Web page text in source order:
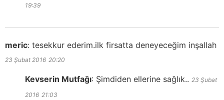
19:39
meric: tesekkur ederim.ilk firsatta deneyeceğim inşallah
23 Şubat 2016 20:20
Kevserin Mutfağı: Şimdiden ellerine sağlık.. 23 Şubat
2016 21:03